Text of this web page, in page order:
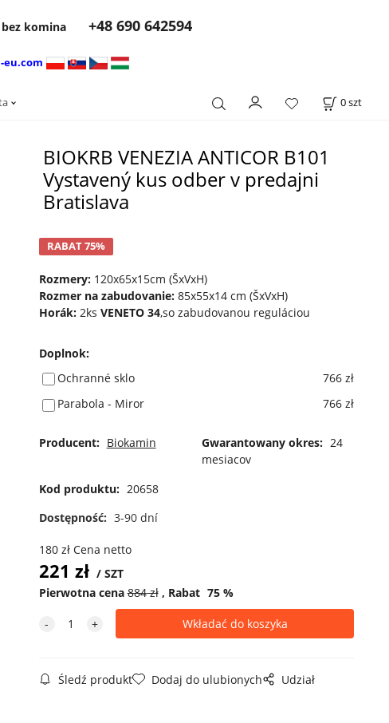
bez komina +48 690 642594
eu.com
0 szt
BIOKRB VENEZIA ANTICOR B101
Vystavený kus odber v predajni
Bratislava
RABAT 75%
Rozmery:120x65x15cm (ŠxVxH)
Rozmer na zabudovanie: 85x55x14 cm (ŠxVxH)
Horák: 2ks VENETO 34,so zabudovanou reguláciou
Doplnok:
Ochranné sklo
766 zł
Parabola - Miror
766 zł
Producent: Biokamin Gwarantowany okres: 24
mesiacov
Kod produktu: 20658
Dostępność: 3-90 dní
180zł Cena netto
221 zł
SZT
Pierwotna cena 884zł Rabat 75%
Śledź produkt Dodaj do ulubionych Udział